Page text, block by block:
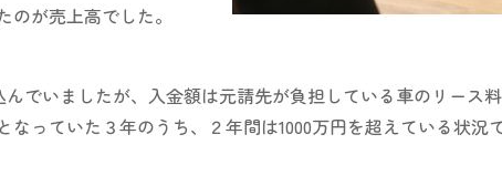
が売上高でした。
でいましたが、入金額は元請先が負担している車のリース
なっていた３年のうち、２年間は1000万円を超えている状況